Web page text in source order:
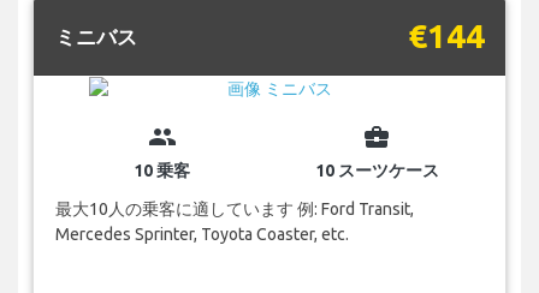
ミニバス €144
group
10 乗客
business_center
10 スーツケース
最大10人の乗客に適しています 例: Ford Transit,
Mercedes Sprinter, Toyota Coaster, etc.